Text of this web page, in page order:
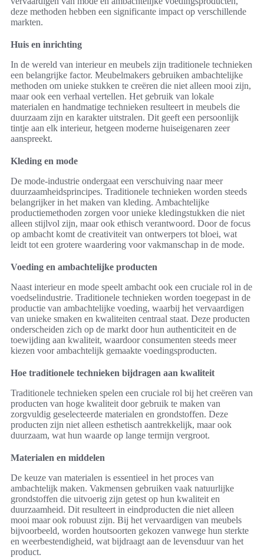
deze methoden hebben een significante impact op verschillende
markten.
Huis en inrichting
In de wereld van interieur en meubels zijn traditionele technieken
een belangrijke factor. Meubelmakers gebruiken ambachtelijke
methoden om unieke stukken te creëren die niet alleen mooi zijn,
maar ook een verhaal vertellen. Het gebruik van lokale
materialen en handmatige technieken resulteert in meubels die
duurzaam zijn en karakter uitstralen. Dit geeft een persoonlijk
tintje aan elk interieur, hetgeen moderne huiseigenaren zeer
aanspreekt.
Kleding en mode
De mode-industrie ondergaat een verschuiving naar meer
duurzaamheidsprincipes. Traditionele technieken worden steeds
belangrijker in het maken van kleding. Ambachtelijke
productiemethoden zorgen voor unieke kledingstukken die niet
alleen stijlvol zijn, maar ook ethisch verantwoord. Door de focus
op ambacht komt de creativiteit van ontwerpers tot bloei, wat
leidt tot een grotere waardering voor vakmanschap in de mode.
Voeding en ambachtelijke producten
Naast interieur en mode speelt ambacht ook een cruciale rol in de
voedselindustrie. Traditionele technieken worden toegepast in de
productie van ambachtelijke voeding, waarbij het vervaardigen
van unieke smaken en kwaliteiten centraal staat. Deze producten
onderscheiden zich op de markt door hun authenticiteit en de
toewijding aan kwaliteit, waardoor consumenten steeds meer
kiezen voor ambachtelijk gemaakte voedingsproducten.
Hoe traditionele technieken bijdragen aan kwaliteit
Traditionele technieken spelen een cruciale rol bij het creëren van
producten van hoge kwaliteit door gebruik te maken van
zorgvuldig geselecteerde materialen en grondstoffen. Deze
producten zijn niet alleen esthetisch aantrekkelijk, maar ook
duurzaam, wat hun waarde op lange termijn vergroot.
Materialen en middelen
De keuze van materialen is essentieel in het proces van
ambachtelijk maken. Vakmensen gebruiken vaak natuurlijke
grondstoffen die uitvoerig zijn getest op hun kwaliteit en
duurzaamheid. Dit resulteert in eindproducten die niet alleen
mooi maar ook robuust zijn. Bij het vervaardigen van meubels
bijvoorbeeld, worden houtsoorten gekozen vanwege hun sterkte
en weerbestendigheid, wat bijdraagt aan de levensduur van het
product.